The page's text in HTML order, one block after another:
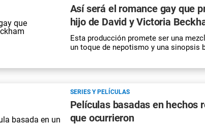
Así será el romance gay que
hijo de David y Victoria
Esta producción promete ser una
un toque de nepotismo y una sinopsis
SERIES Y PELÍCULAS
Películas basadas en hechos
que ocurrieron